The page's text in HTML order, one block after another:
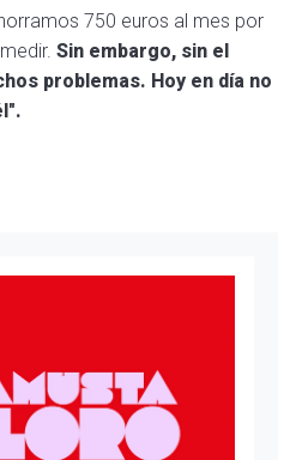
750 euros al mes por
Sin embargo, sin el
problemas. Hoy en día no